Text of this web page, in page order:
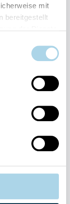
mit
bereitgestellt
173980